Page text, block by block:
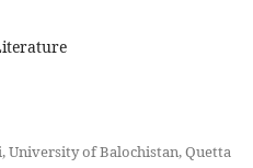
University of Balochistan, Quetta